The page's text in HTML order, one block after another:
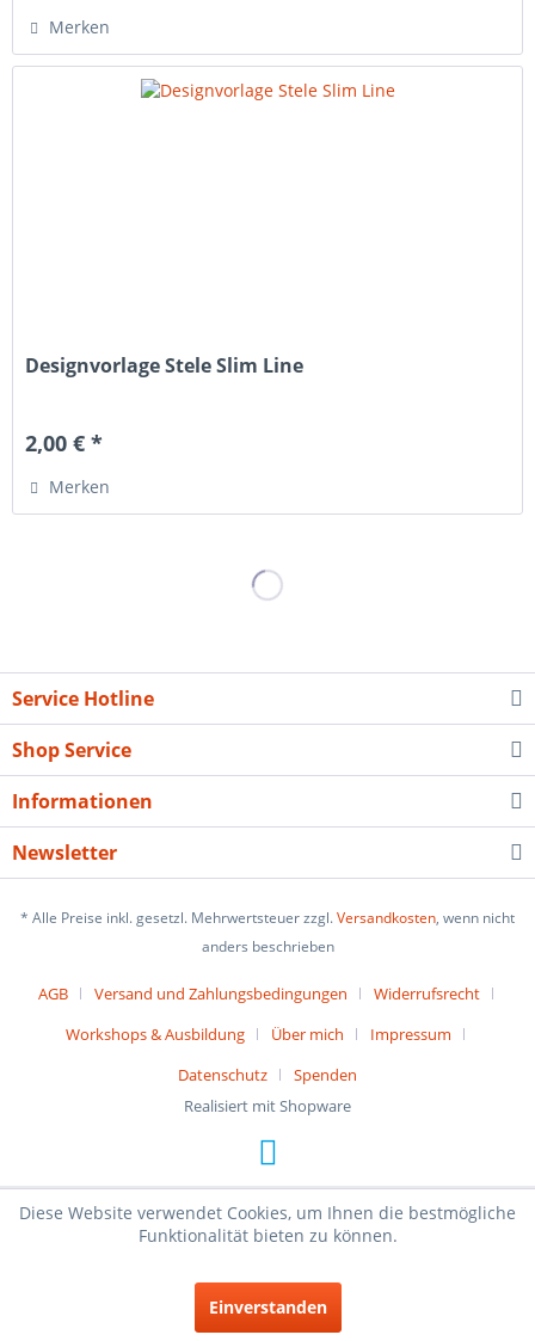
Merken
Designvorlage Stele Slim Line
2,00 € *
Merken
Service Hotline
Shop Service
Informationen
Newsletter
* Alle Preise inkl. gesetzl. Mehrwertsteuer zzgl.Versandkosten, wenn nicht
anders beschrieben
AGB Versand und Zahlungsbedingungen
Widerrufsrecht
Workshops & Ausbildung
Über mich
Impressum
Datenschutz
Spenden
Realisiert mit Shopware
Diese Website verwendet Cookies, um Ihnen die bestmögliche
Funktionalität bieten zu können.
Einverstanden